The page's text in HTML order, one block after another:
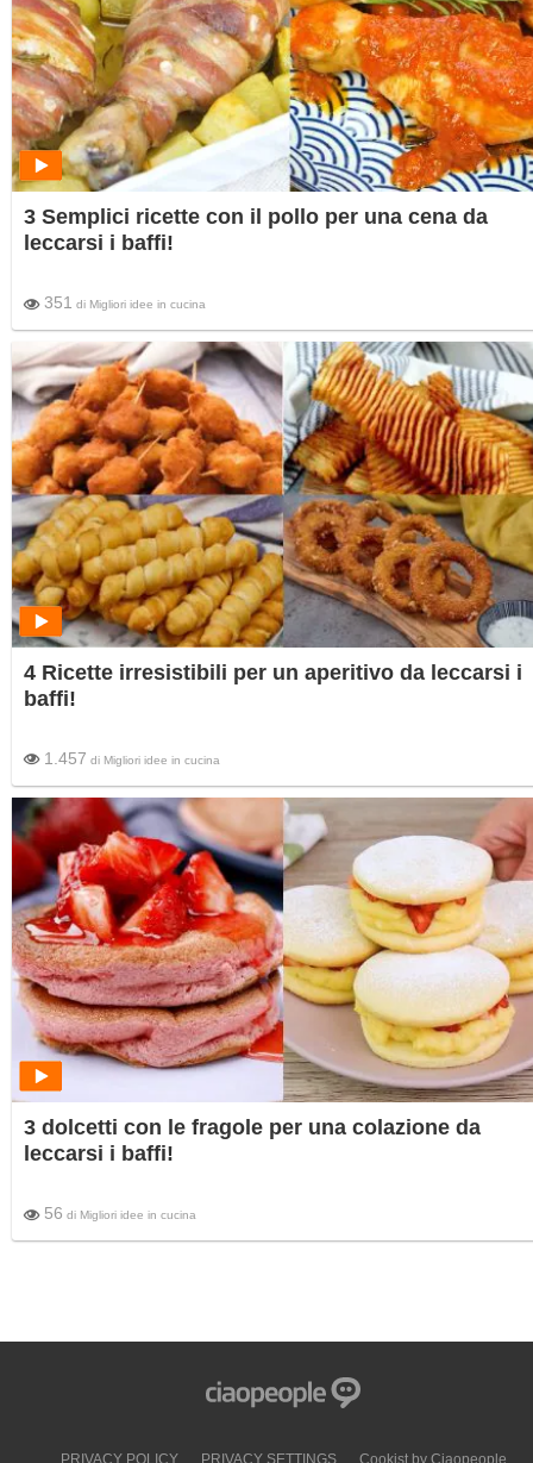
3 Semplici ricette con il pollo per una cena da
leccarsi i baffi!
351 di Migliori idee in cucina
4 Ricette irresistibili per un aperitivo da leccarsi i
baffi!
1.457 di Migliori idee in cucina
3 dolcetti con le fragole per una colazione da
leccarsi i baffi!
56 di Migliori idee in cucina